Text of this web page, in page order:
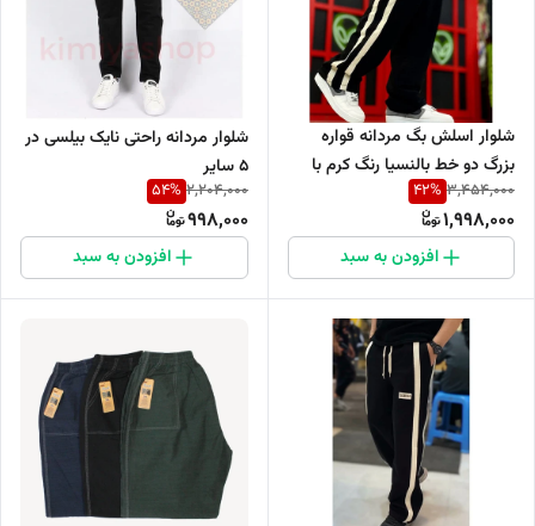
شلوار اسلش بگ مردانه قواره
بزرگ دو خط بالنسیا رنگ کرم با
تضمین کیفیت
3,454,000
42%
1,998,000
افزودن به سبد
شلوار مردانه راحتی نایک بیلسی در
5 سایر
2,204,000
54%
998,000
افزودن به سبد